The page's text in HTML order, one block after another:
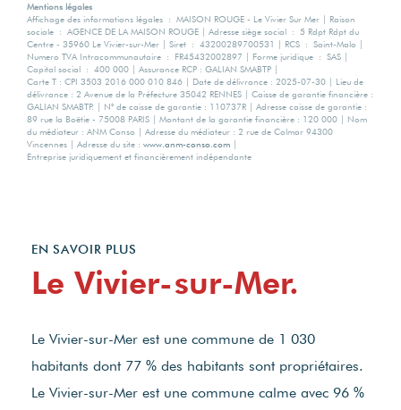
Mentions légales
Affichage des informations légales : MAISON ROUGE - Le Vivier Sur Mer | Raison
sociale : AGENCE DE LA MAISON ROUGE | Adresse siège social : 5 Rdpt Rdpt du
Centre - 35960 Le Vivier-sur-Mer | Siret : 43200289700531 | RCS : Saint-Malo |
Numero TVA Intracommunautaire : FR45432002897 | Forme juridique : SAS |
Capital social : 400 000 | Assurance RCP : GALIAN SMABTP |
Carte T : CPI 3503 2016 000 010 846 | Date de délivrance : 2025-07-30 | Lieu de
délivrance : 2 Avenue de la Préfecture 35042 RENNES | Caisse de garantie financière :
GALIAN SMABTP. | N° de caisse de garantie : 110737R | Adresse caisse de garantie :
89 rue la Boëtie - 75008 PARIS | Montant de la garantie financière : 120 000 | Nom
du médiateur : ANM Conso | Adresse du médiateur : 2 rue de Colmar 94300
Vincennes | Adresse du site : www.anm-conso.com
Entreprise juridiquement et financièrement indépendante
EN SAVOIR PLUS
Le Vivier-sur-Mer.
Le Vivier-sur-Mer est une commune de 1 030
habitants dont 77 % des habitants sont propriétaires.
Le Vivier-sur-Mer est une commune calme avec 96 %